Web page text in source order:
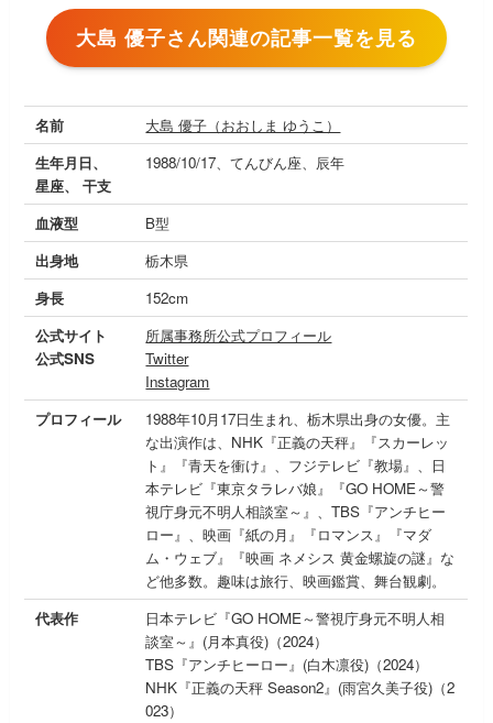
大島 優子さん関連の記事一覧を見る
名前
大島 優子（おおしま ゆうこ）
生年月日、
星座、 干支
1988/10/17、てんびん座、辰年
血液型
B型
出身地
栃木県
身長
152cm
公式サイト
公式SNS
所属事務所公式プロフィール
Twitter
Instagram
プロフィール
1988年10月17日生まれ、栃木県出身の女優。主
な出演作は、NHK『正義の天秤』『スカーレッ
ト』『青天を衝け』、フジテレビ『教場』、日
本テレビ『東京タラレバ娘』『GO HOME～警
視庁身元不明人相談室～』、TBS『アンチヒー
ロー』、映画『紙の月』『ロマンス』『マダ
ム・ウェブ』『映画 ネメシス 黄金螺旋の謎』な
ど他多数。趣味は旅行、映画鑑賞、舞台観劇。
代表作
日本テレビ『GO HOME～警視庁身元不明人相
談室～』(月本真役)（2024）
TBS『アンチヒーロー』(白木凛役)（2024）
NHK『正義の天秤 Season2』(雨宮久美子役)（2
023）